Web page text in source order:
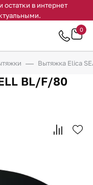
в интернет
0
Вытяжка Elica
BL/F/80